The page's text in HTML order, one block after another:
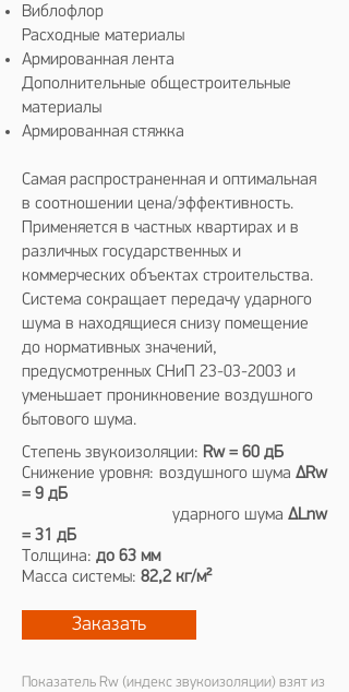
Виблофлор
Расходные материалы
Армированная лента
Дополнительные общестроительные
материалы
Армированная стяжка​
Самая распространенная и оптимальная
в соотношении цена/эффективность.
Применяется в частных квартирах и в
различных государственных и
коммерческих объектах строительства.
Система сокращает передачу ударного
шума в находящиеся снизу помещение
до нормативных значений,
предусмотренных СНиП 23-03-2003 и
уменьшает проникновение воздушного
бытового шума.
Степень звукоизоляции: Rw = 60 дБ
Снижение уровня: воздушного шума ΔRw
= 9 дБ
ударного шума ΔLnw
= 31 дБ
Толщина: до 63 мм
Масса системы: 82,2 кг/м²
Заказать
Показатель Rw (индекс звукоизоляции) взят из